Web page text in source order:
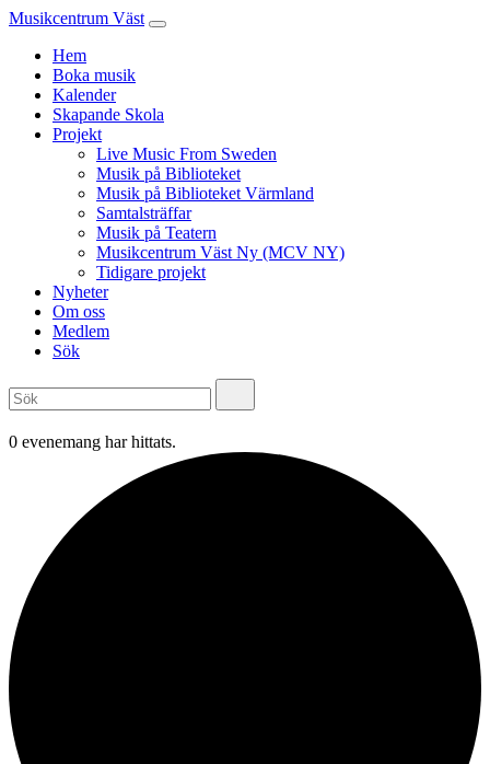
Musikcentrum Väst
Hem
Boka musik
Kalender
Skapande Skola
Projekt
Live Music From Sweden
Musik på Biblioteket
Musik på Biblioteket Värmland
Samtalsträffar
Musik på Teatern
Musikcentrum Väst Ny (MCV NY)
Tidigare projekt
Nyheter
Om oss
Medlem
Sök
0 evenemang har hittats.